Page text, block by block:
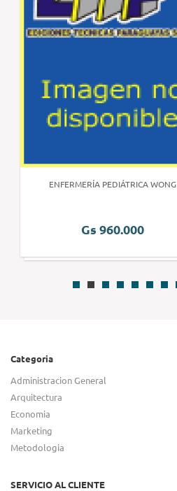
ENFERMERÍA PEDIÁTRICA WONG
Gs 960.000
Categoria
Administracion General
Arquitectura
Economia
Marketing
Metodologia
SERVICIO AL CLIENTE